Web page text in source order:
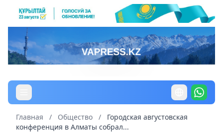
Главная / Общество /
Городская августовская
конференция в Алматы собрал...